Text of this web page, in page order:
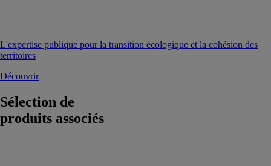
L'expertise publique pour la transition écologique et la cohésion des
territoires
Découvrir
Sélection de
produits associés